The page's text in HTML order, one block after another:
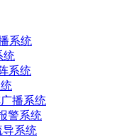
系统
统
系统
播系统
警系统
导系统